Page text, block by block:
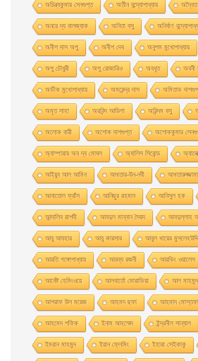
অচিন্ত্যকুমার সেনগুপ্ত অতীন বন্দ্যোপাধ্যায় অদ্বৈত
অনরে দ্য বালজ্যাক অনিতা বসু অনির্বাণ
অনীশ দাস অপু অনীশ দেব অনুপম মুখোপাধ্যায়
অপু চৌধুরী অপু রােজারিও অবধূত অবনী
অভীক মুখোপাধ্যায় অমরেন্দ্র দাস অমিতাভ
অমৃত সাহা অরবিন্দ আডিগা অরিন্দম বসু
অলোক বারী অশােক দাশগুপ্ত অশোককুমার
অ্যাম্পায়ার অব দ্য মােঘল অ্যালিস সিবােন্ড
আইয়ুব আল আমিন আখতার-উন-নবী
আনাতােল ফ্রাঁস আনিছুর রহমান আনিসুল হক
আন্দালিব রাশদী আবদুল মান্নান সৈয়দ আবদুল্লাহ
আবু আযহার আবু কায়সার আবুল খায়ের
আরতি গঙ্গোপাধ্যায় আরব্য রজনী আরভিং ওয়ালেস
আর্নেষ্ট হেমিংওয়ে আলবার্তো মােরাভিয়া আল মাহমুদ
আশরাফ উল ময়েজ আহমদ ছফা আহমাদ
আহমেদ শফিক ইনাম আহম্মেদ ইন্দ্রনীল সান্যাল
ইমরান মাহমুদ ইয়ান ফ্লেমিং ইহারা সেইকাকু